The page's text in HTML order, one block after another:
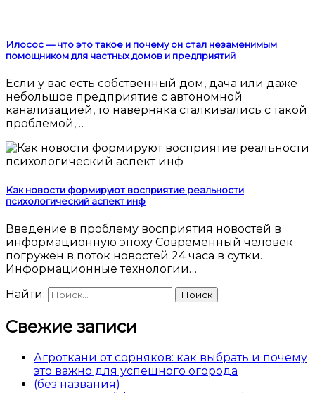
Илосос — что это такое и почему он стал незаменимым
помощником для частных домов и предприятий
Если у вас есть собственный дом, дача или даже
небольшое предприятие с автономной
канализацией, то наверняка сталкивались с такой
проблемой,…
Как новости формируют восприятие реальности
психологический аспект инф
Введение в проблему восприятия новостей в
информационную эпоху Современный человек
погружен в поток новостей 24 часа в сутки.
Информационные технологии…
Найти:
Свежие записи
Агроткани от сорняков: как выбрать и почему
это важно для успешного огорода
(без названия)